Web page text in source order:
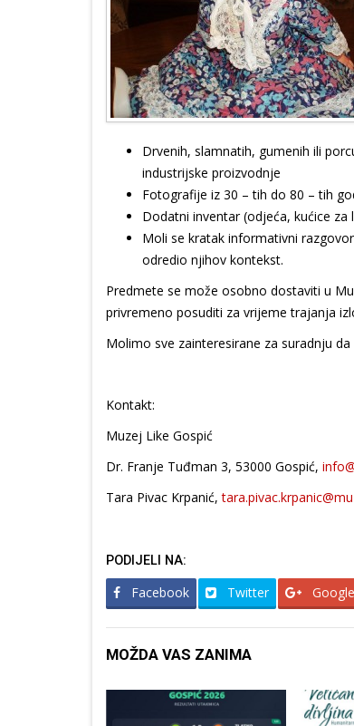
Drvenih, slamnatih, gumenih ili
industrijske proizvodnje
Fotografije iz 30 – tih do 80 – tih
Dodatni inventar (odjeća, kućice
Moli se kratak informativni
odredio njihov kontekst.
Predmete se može osobno dostaviti u
privremeno posuditi za vrijeme trajanja
Molimo sve zainteresirane za suradnju
Kontakt:
Muzej Like Gospić
Dr. Franje Tuđman 3, 53000 Gospić,
Tara Pivac Krpanić,
PODIJELI NA:
Facebook Twitter
MOŽDA VAS ZANIMA